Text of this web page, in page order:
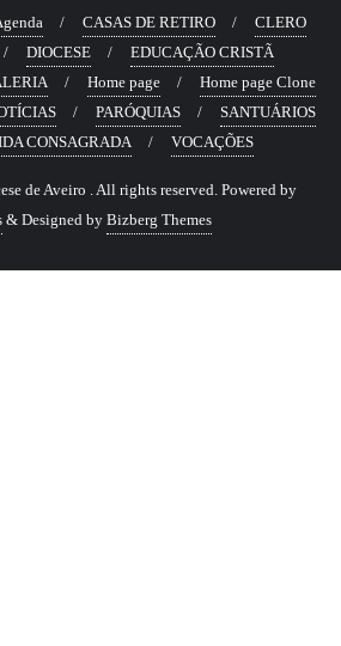
CASAS DE RETIRO
CLERO
DIOCESE
EDUCAÇÃO CRISTÃ
Home page
Home page Clone
PARÓQUIAS
SANTUÁRIOS
CONSAGRADA VOCAÇÕES
de Aveiro . All rights reserved. Powered by
& Designed by Bizberg Themes